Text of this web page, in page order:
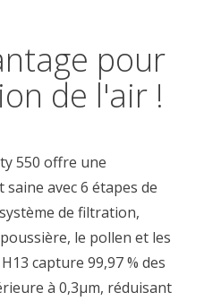
pour
de l'air !
550 offre une
avec 6 étapes de
de filtration,
le pollen et les
capture 99,97 % des
à 0,3μm, réduisant